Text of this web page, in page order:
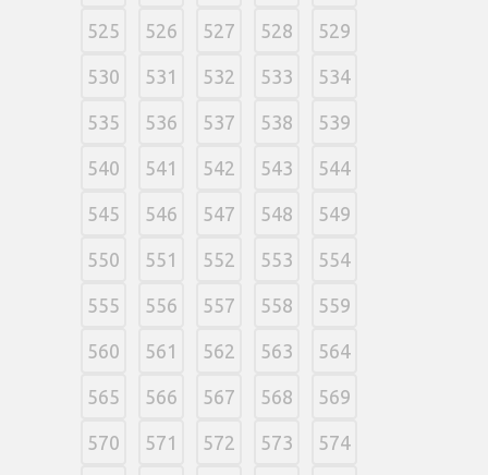
525 526 527 528 529
530 531 532 533 534
535 536 537 538 539
540 541 542 543 544
545 546 547 548 549
550 551 552 553 554
555 556 557 558 559
560 561 562 563 564
565 566 567 568 569
570 571 572 573 574